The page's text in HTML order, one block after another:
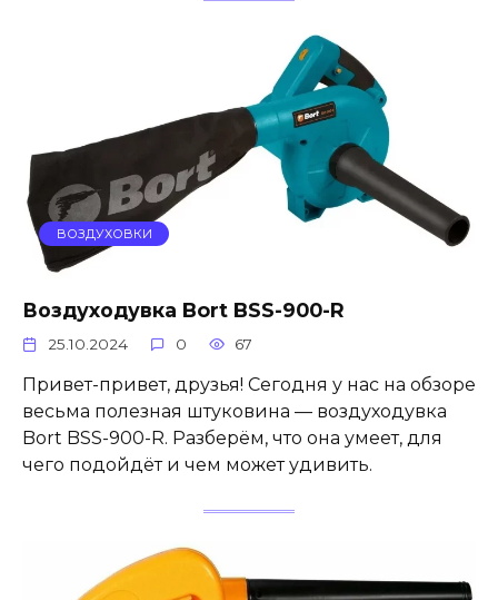
ВОЗДУХОВКИ
Воздуходувка Bort BSS-900-R
25.10.2024 0 67
Привет-привет, друзья! Сегодня у нас на обзоре
весьма полезная штуковина — воздуходувка
Bort BSS-900-R. Разберём, что она умеет, для
чего подойдёт и чем может удивить.